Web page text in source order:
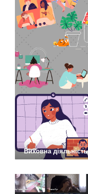
Виховна діяльність